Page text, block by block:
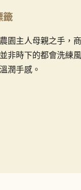
籤
園主人母親之手，
非時下的都會洗練
潤手感。